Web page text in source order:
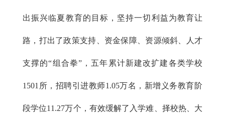
出振兴临夏教育的目标，坚持一切利益为教育让
路，打出了政策支持、资金保障、资源倾斜、人才
支撑的“组合拳”，五年累计新建改扩建各类学校
1501所，招聘引进教师1.05万名，新增义务教育阶
段学位11.27万个，有效缓解了入学难、择校热、大